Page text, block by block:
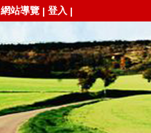
網站導覽 | 登入 |